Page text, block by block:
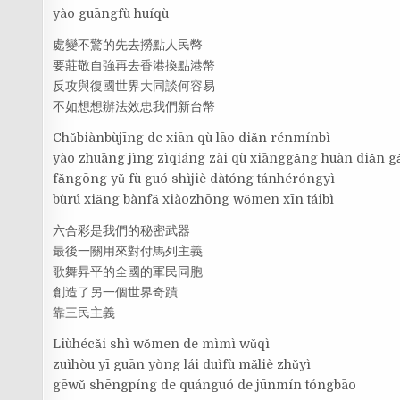
yào guāngfù huíqù
處變不驚的先去撈點人民幣
要莊敬自強再去香港換點港幣
反攻與復國世界大同談何容易
不如想想辦法效忠我們新台幣
Chǔbiànbùjīng de xiān qù lāo diǎn rénmínbì
yào zhuāng jìng zìqiáng zài qù xiānggǎng huàn diǎn
fǎngōng yǔ fù guó shìjiè dàtóng tánhéróngyì
bùrú xiǎng bànfǎ xiàozhōng wǒmen xīn táibì
六合彩是我們的秘密武器
最後一關用來對付馬列主義
歌舞昇平的全國的軍民同胞
創造了另一個世界奇蹟
靠三民主義
Liùhécǎi shì wǒmen de mìmì wǔqì
zuìhòu yī guān yòng lái duìfù mǎliè zhǔyì
gēwǔ shēngpíng de quánguó de jūnmín tóngbāo